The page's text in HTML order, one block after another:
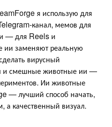
я использую для
канал, мемов для
— для Reels и
заменяют реальную
вирусный
и смешные животные ии —
Ии животные
— лучший способ начать,
а качественный визуал.